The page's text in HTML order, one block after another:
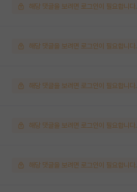
해당 댓글을 보려면 로그인이 필요합니다.
해당 댓글을 보려면 로그인이 필요합니다.
해당 댓글을 보려면 로그인이 필요합니다.
해당 댓글을 보려면 로그인이 필요합니다.
해당 댓글을 보려면 로그인이 필요합니다.